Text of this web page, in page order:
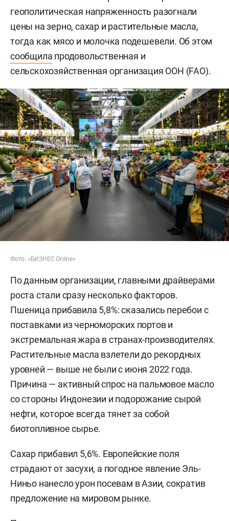
геополитическая напряженность разогнали
цены на зерно, сахар и растительные масла,
тогда как мясо и молочка подешевели. Об этом
сообщила продовольственная и
сельскохозяйственная организация ООН (FAO).
Фото: «БИЗНЕС Online»
По данным организации, главными драйверами
роста стали сразу несколько факторов.
Пшеница прибавила 5,8%: сказались перебои с
поставками из черноморских портов и
экстремальная жара в странах-производителях.
Растительные масла взлетели до рекордных
уровней — выше не были с июня 2022 года.
Причина — активный спрос на пальмовое масло
со стороны Индонезии и подорожание сырой
нефти, которое всегда тянет за собой
биотопливное сырье.
Сахар прибавил 5,6%. Европейские поля
страдают от засухи, а погодное явление Эль-
Ниньо нанесло урон посевам в Азии, сократив
предложение на мировом рынке.